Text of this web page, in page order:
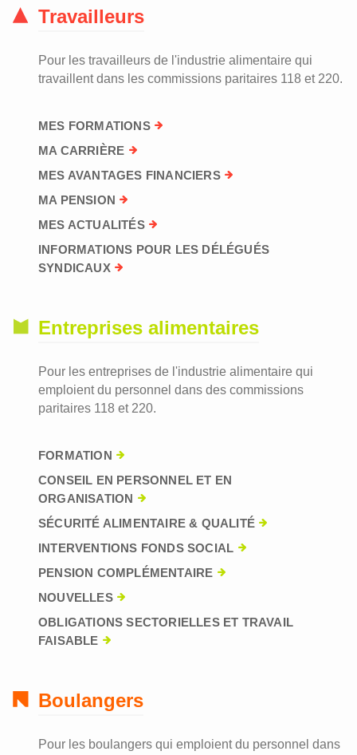
Travailleurs
Pour les travailleurs de l'industrie alimentaire qui
travaillent dans les commissions paritaires 118 et 220.
MES FORMATIONS
MA CARRIÈRE
MES AVANTAGES FINANCIERS
MA PENSION
MES ACTUALITÉS
INFORMATIONS POUR LES DÉLÉGUÉS
SYNDICAUX
Entreprises alimentaires
Pour les entreprises de l'industrie alimentaire qui
emploient du personnel dans des commissions
paritaires 118 et 220.
FORMATION
CONSEIL EN PERSONNEL ET EN
ORGANISATION
SÉCURITÉ ALIMENTAIRE & QUALITÉ
INTERVENTIONS FONDS SOCIAL
PENSION COMPLÉMENTAIRE
NOUVELLES
OBLIGATIONS SECTORIELLES ET TRAVAIL
FAISABLE
Boulangers
Pour les boulangers qui emploient du personnel dans